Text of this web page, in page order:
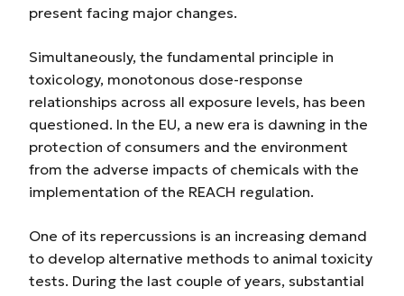
present facing major changes.
Simultaneously, the fundamental principle in
toxicology, monotonous dose-response
relationships across all exposure levels, has been
questioned. In the EU, a new era is dawning in the
protection of consumers and the environment
from the adverse impacts of chemicals with the
implementation of the REACH regulation.
One of its repercussions is an increasing demand
to develop alternative methods to animal toxicity
tests. During the last couple of years, substantial